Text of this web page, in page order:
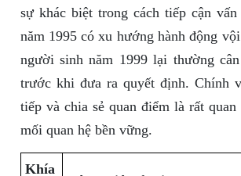
sự khác biệt trong cách tiếp cận
năm 1995 có xu hướng hành động
người sinh năm 1999 lại thường
trước khi đưa ra quyết định. Chính
tiếp và chia sẻ quan điểm là rất
mối quan hệ bền vững.
Khía